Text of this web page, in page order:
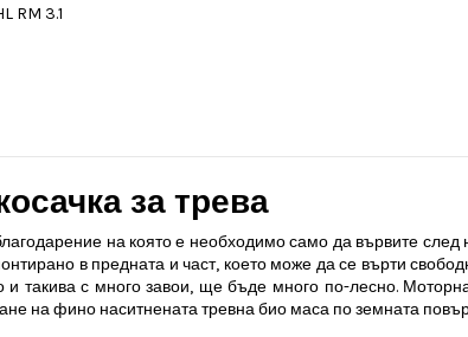
за трева
на която е необходимо само да вървите
в предната и част, което може да се върти
и такива с много завои, ще бъде много по-лесно.
на фино наситнената тревна био маса по земната